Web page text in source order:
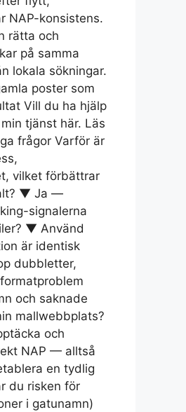
NAP-konsistens.
rätta och
på samma
lokala sökningar.
poster som
Vill du ha hjälp
tjänst här. Läs
frågor Varför är
vilket förbättrar
▼ Ja —
signalerna
▼ Använd
är identisk
dubbletter,
och saknade
mallwebbplats?
och
NAP — alltså
en tydlig
du risken för
i gatunamn)